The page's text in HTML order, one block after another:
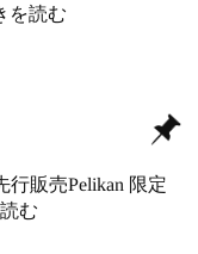
を読む
行販売Pelikan 限定
む